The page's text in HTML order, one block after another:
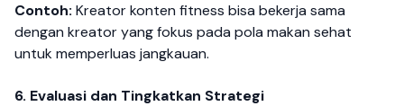
Contoh: Kreator konten fitness bisa bekerja sama
dengan kreator yang fokus pada pola makan sehat
untuk memperluas jangkauan.
6. Evaluasi dan Tingkatkan Strategi